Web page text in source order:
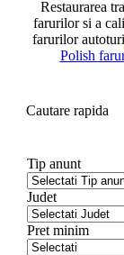
Restaurarea
farurilor si a
farurilor
Polish
Cautare rapida
Tip anunt
Judet
Pret minim